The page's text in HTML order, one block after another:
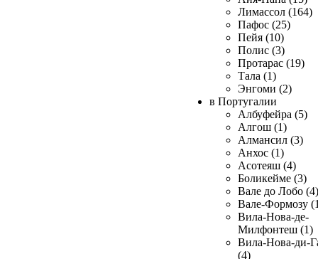
Лимассол (164)
Пафос (25)
Пейя (10)
Полис (3)
Протарас (19)
Тала (1)
Энгоми (2)
в Португалии
Албуфейра (5)
Алгош (1)
Алмансил (3)
Анхос (1)
Асотеяш (4)
Боликейме (3)
Вале до Лобо (4)
Вале-Формозу
Вила-Нова-де-
Милфонтеш (1)
Вила-Нова-ди-
(4)